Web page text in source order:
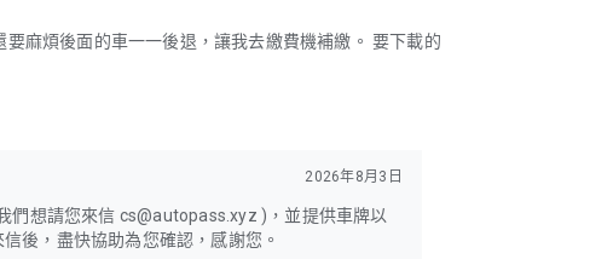
麻煩後面的車一一後退，讓我去繳費機補繳。 要下載的
2026年8月3日
們想請您來信 cs@autopass.xyz )，並提供車牌以
後，盡快協助為您確認，感謝您。